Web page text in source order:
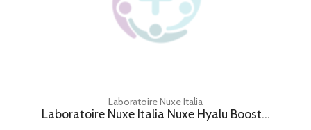
Laboratoire Nuxe Italia
Laboratoire Nuxe Italia Nuxe Hyalu Boost...